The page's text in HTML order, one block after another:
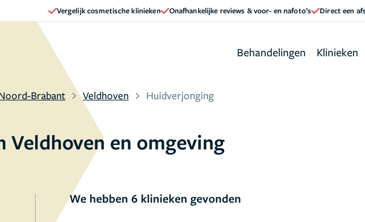
Vergelijk cosmetische klinieken Onafhankelijke reviews & voor- en nafoto’s Direct een
Behandelingen Klinieken
Brabant Veldhoven Huidverjonging
en omgeving
We hebben 6 klinieken gevonden